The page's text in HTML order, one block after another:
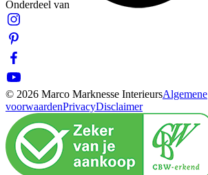
Onderdeel van
© 2026 Marco Marknesse InterieursAlgemene
voorwaardenPrivacyDisclaimer